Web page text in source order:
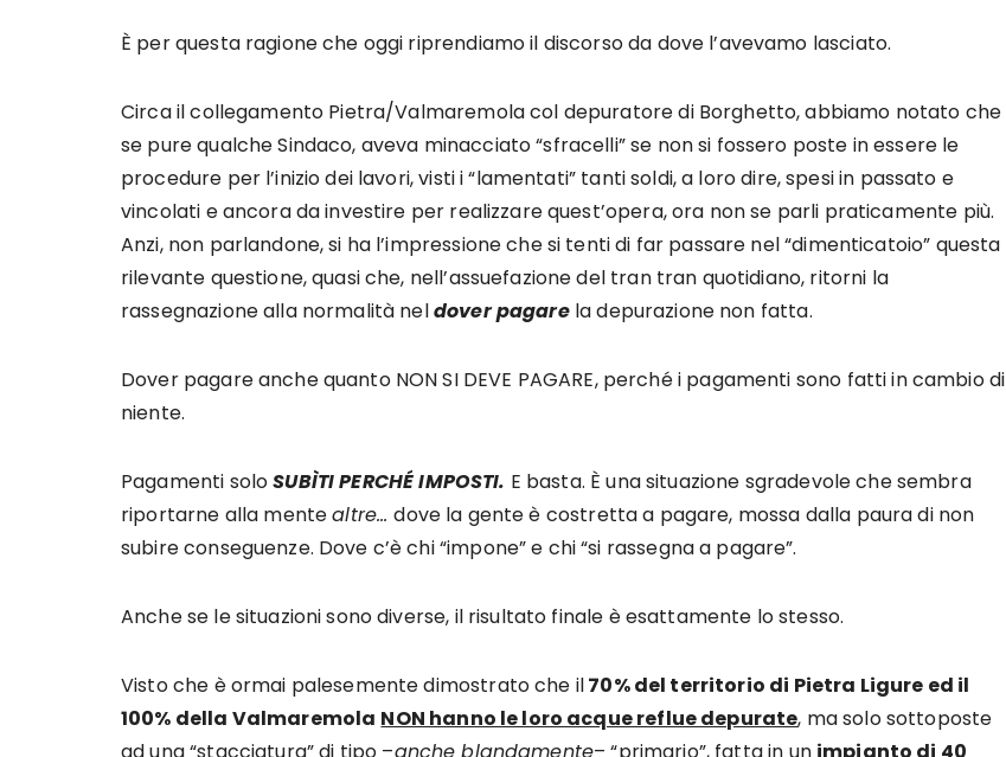
È per questa ragione che oggi riprendiamo il discorso da dove l’avevamo lasciato.
Circa il collegamento Pietra/Valmaremola col depuratore di Borghetto, abbiamo notato che
se pure qualche Sindaco, aveva minacciato “sfracelli” se non si fossero poste in essere le
procedure per l’inizio dei lavori, visti i “lamentati” tanti soldi, a loro dire, spesi in passato e
vincolati e ancora da investire per realizzare quest’opera, ora non se parli praticamente più.
Anzi, non parlandone, si ha l’impressione che si tenti di far passare nel “dimenticatoio” questa
rilevante questione, quasi che, nell’assuefazione del tran tran quotidiano, ritorni la
rassegnazione alla normalità neldover pagarela depurazione non fatta.
Dover pagare anche quanto NON SI DEVE PAGARE, perché i pagamenti sono fatti in cambio di
niente.
Pagamenti soloSUBÌTI PERCHÉIMPOSTI. E basta. È una situazione sgradevole che sembra
riportarne alla mentealtre…dove la gente è costretta a pagare, mossa dalla paura di non
subire conseguenze. Dove c’è chi “impone” e chi “si rassegna a pagare”.
Anche se le situazioni sono diverse, il risultato finale è esattamente lo stesso.
Visto che è ormai palesemente dimostrato che il70% del territorio di Pietra Ligure ed il
100% della Valmaremola NON hanno le loro acque reflue depurate, ma solo sottoposte